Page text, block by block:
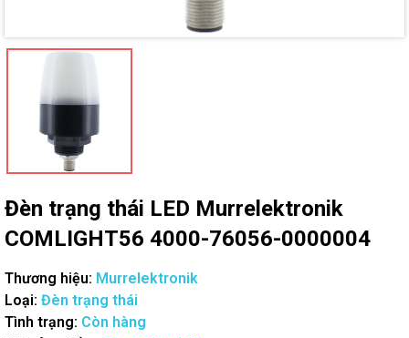
Đèn trạng thái LED Murrelektronik
COMLIGHT56 4000-76056-0000004
Thương hiệu: Murrelektronik
Loại: Đèn trạng thái
Tình trạng: Còn hàng